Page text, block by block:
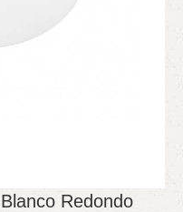
Redondo